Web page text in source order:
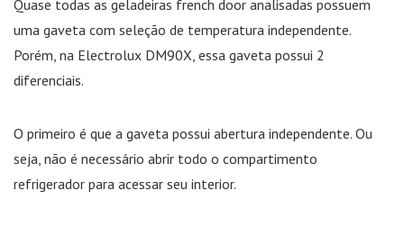
Quase todas as geladeiras french door analisadas possuem
uma gaveta com seleção de temperatura independente.
Porém, na Electrolux DM90X, essa gaveta possui 2
diferenciais.
O primeiro é que a gaveta possui abertura independente. Ou
seja, não é necessário abrir todo o compartimento
refrigerador para acessar seu interior.